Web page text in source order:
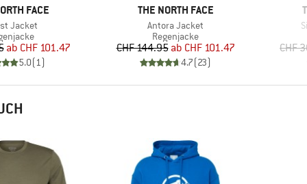
FACE
Jacket
Preis
reduzierter Preis
ab CHF 101.47
5.0(1)
MARKE
THE NORTH FACE
Artikel
Antora Jacket
Produktgruppe
Regenjacke
Preis
CHF 144.95 reduzierter Preis
ab CHF 101.47
4.7(23)
CHF